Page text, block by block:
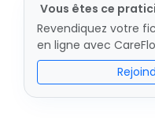
Vous êtes ce
Revendiquez votre
en ligne avec